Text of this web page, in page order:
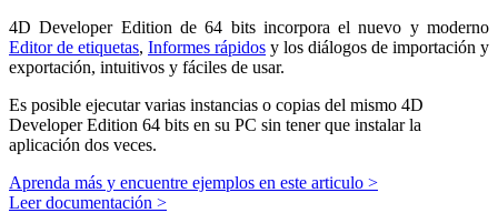
4D Developer Edition de 64 bits incorpora el nuevo y moderno
Editor de etiquetas, Informes rápidos y los diálogos de importación y
exportación, intuitivos y fáciles de usar.
Es posible ejecutar varias instancias o copias del mismo 4D
Developer Edition 64 bits en su PC sin tener que instalar la
aplicación dos veces.
Aprenda más y encuentre ejemplos en este articulo >
Leer documentación >